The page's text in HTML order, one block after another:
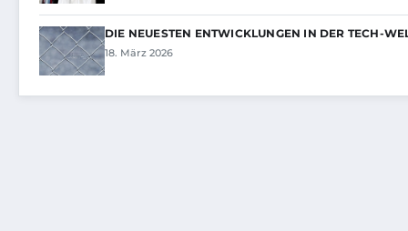
DIE NEUESTEN ENTWICKLUNGEN IN DER TECH-
18. März 2026